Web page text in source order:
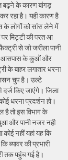
बढ़ने के कारण बांगड़
रहा है। यही कारण है
लोगों को सांस लेने में
पर मिट्टी की परत आ
से जो जरीला पानी
।आसपास के कुओं और
के बाहर लगातार धरना
चुप है। उल्टे
दर्ज किए जाएंगे। जिला
धरना प्रदर्शन हो।
है तो इस विभाग के
और पानी नजर नही
नहीं यहां यह कि
ब्यावर की प्रभारी
तक पहुंच गई है।